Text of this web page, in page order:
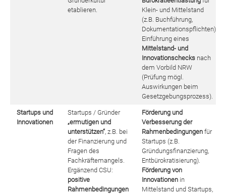
etablieren.
Klein- und Mittelstand
(z.B. Buchführung,
Dokumentationspflichten)
Einführung eines
Mittelstand- und
Innovationschecksnach
dem Vorbild NRW
(Prüfung mögl.
Auswirkungen beim
Gesetzgebungsprozess).
Startups und
Innovationen
Startups / Gründer
„ermutigen und
unterstützen“, z.B. bei
der Finanzierung und
Fragen des
Fachkräftemangels.
Ergänzend CSU:
positive
Rahmenbedingungen
Förderung und
Verbesserung der
Rahmenbedingungenfür
Startups (z.B.
Gründungsfinanzierung,
Entbürokratisierung).
Förderung von
Innovationenin
Mittelstand und Startups,